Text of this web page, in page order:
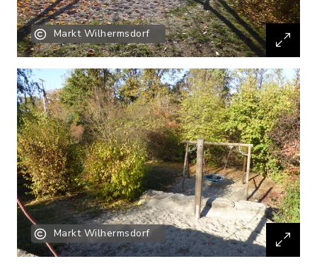
Markt Wilhermsdorf
Markt Wilhermsdorf